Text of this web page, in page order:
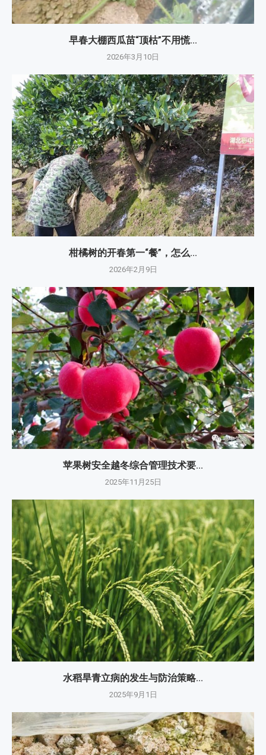
早春大棚西瓜苗“顶枯”不用慌...
2026年3月10日
柑橘树的开春第一“餐”，怎么...
2026年2月9日
苹果树安全越冬综合管理技术要...
2025年11月25日
水稻旱青立病的发生与防治策略...
2025年9月1日